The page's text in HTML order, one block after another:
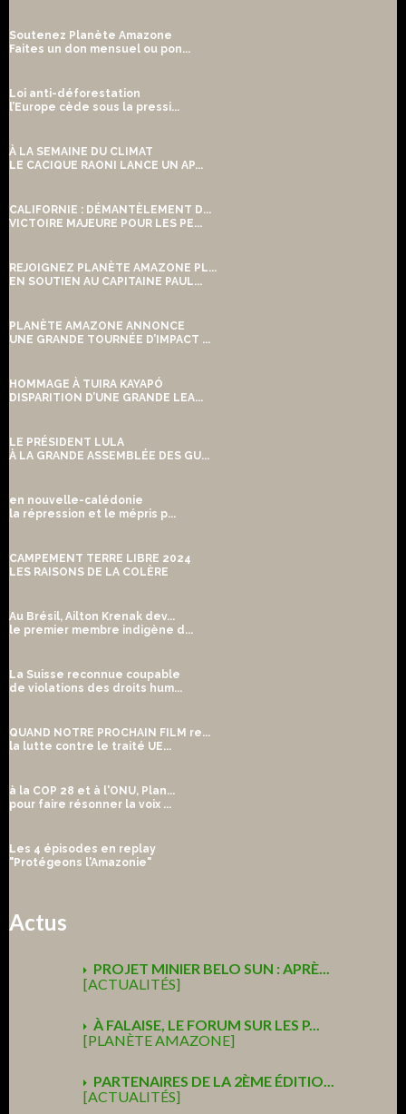
Soutenez Planète Amazone
Faites un don mensuel ou pon...
Loi anti-déforestation
l’Europe cède sous la pressi...
À LA SEMAINE DU CLIMAT
LE CACIQUE RAONI LANCE UN AP...
CALIFORNIE : DÉMANTÈLEMENT D...
VICTOIRE MAJEURE POUR LES PE...
REJOIGNEZ PLANÈTE AMAZONE PL...
EN SOUTIEN AU CAPITAINE PAUL...
PLANÈTE AMAZONE ANNONCE
UNE GRANDE TOURNÉE D’IMPACT ...
HOMMAGE À TUIRA KAYAPÓ
DISPARITION D’UNE GRANDE LEA...
LE PRÉSIDENT LULA
À LA GRANDE ASSEMBLÉE DES GU...
en nouvelle-calédonie
la répression et le mépris p...
CAMPEMENT TERRE LIBRE 2024
LES RAISONS DE LA COLÈRE
Au Brésil, Ailton Krenak dev...
le premier membre indigène d...
La Suisse reconnue coupable
de violations des droits hum...
QUAND NOTRE PROCHAIN FILM re...
la lutte contre le traité UE...
à la COP 28 et à l'ONU, Plan...
pour faire résonner la voix ...
Les 4 épisodes en replay
"Protégeons l'Amazonie"
Actus
PROJET MINIER BELO SUN : APRÈ...
[ACTUALITÉS]
À FALAISE, LE FORUM SUR LES P...
[PLANÈTE AMAZONE]
PARTENAIRES DE LA 2ÈME ÉDITIO...
[ACTUALITÉS]